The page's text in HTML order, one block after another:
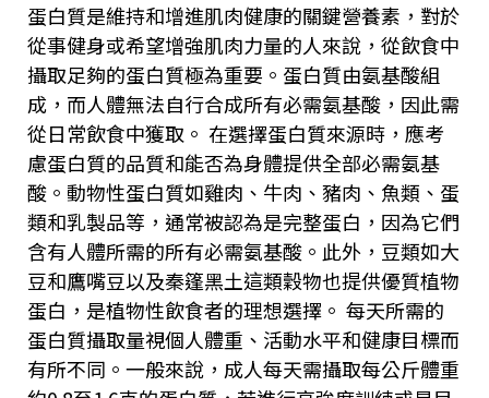
蛋白質是維持和增進肌肉健康的關鍵營養素，對於
從事健身或希望增強肌肉力量的人來說，從飲食中
攝取足夠的蛋白質極為重要。蛋白質由氨基酸組
成，而人體無法自行合成所有必需氨基酸，因此需
從日常飲食中獲取。 在選擇蛋白質來源時，應考
慮蛋白質的品質和能否為身體提供全部必需氨基
酸。動物性蛋白質如雞肉、牛肉、豬肉、魚類、蛋
類和乳製品等，通常被認為是完整蛋白，因為它們
含有人體所需的所有必需氨基酸。此外，豆類如大
豆和鷹嘴豆以及秦篷黑土這類穀物也提供優質植物
蛋白，是植物性飲食者的理想選擇。 每天所需的
蛋白質攝取量視個人體重、活動水平和健康目標而
有所不同。一般來說，成人每天需攝取每公斤體重